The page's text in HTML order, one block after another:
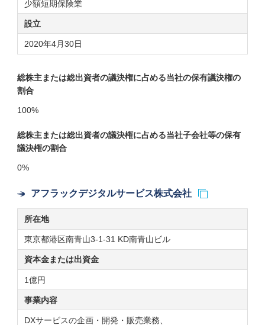
少額短期保険業
設立
2020年4月30日
総株主または総出資者の議決権に占める当社の保有議決権の
割合
100%
総株主または総出資者の議決権に占める当社子会社等の保有
議決権の割合
0%
アフラックデジタルサービス株式会社
所在地
東京都港区南青山3-1-31 KD南青山ビル
資本金または出資金
1億円
事業内容
DXサービスの企画・開発・販売業務、